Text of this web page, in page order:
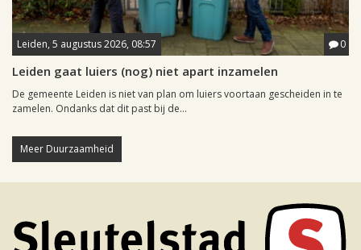
Leiden, 5 augustus 2026, 08:57 0
Leiden gaat luiers (nog) niet apart inzamelen
De gemeente Leiden is niet van plan om luiers voortaan gescheiden in te
zamelen. Ondanks dat dit past bij de...
Meer Duurzaamheid